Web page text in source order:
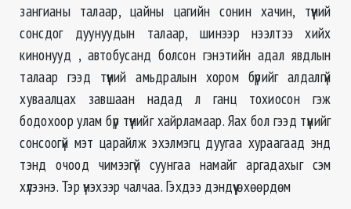
зангианы талаар, цайны цагийн сонин хачин, түүний
сонсдог дуунуудын талаар, шинээр нээлтээ хийх
кинонууд , автобусанд болсон гэнэтийн адал явдлын
талаар гээд түүний амьдралын хором бүрийг алдалгүй
хуваалцах завшаан надад л ганц тохиосон гэж
бодохоор улам бүр түүнийг хайрламаар. Яах бол гээд түүнийг
сонсоогүй мэт царайлж эхэлмэгц дуугаа хураагаад энд
тэнд очоод чимээгүй суунгаа намайг аргадахыг сэм
хүлээнэ. Тэр үнэхээр чалчаа. Гэхдээ дэндүү өхөөрдөм